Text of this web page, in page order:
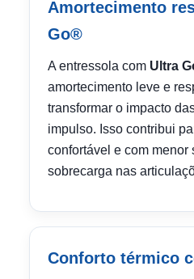
Amortecimento
Go®
A entressola com Ultra
amortecimento leve e
transformar o impacto
impulso. Isso contribui
confortável e com menor
sobrecarga nas
Conforto térmico